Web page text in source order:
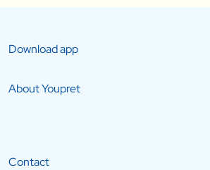
Download app
About Youpret
Contact